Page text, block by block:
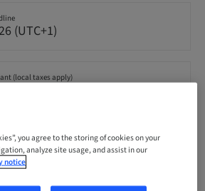
(UTC+1)
(local taxes apply)
you agree to the storing of cookies on your
analyze site usage, and assist in our
notice